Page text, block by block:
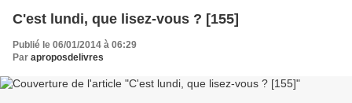
C'est lundi, que lisez-vous ? [155]
Publié le 06/01/2014 à 06:29
Par aproposdelivres